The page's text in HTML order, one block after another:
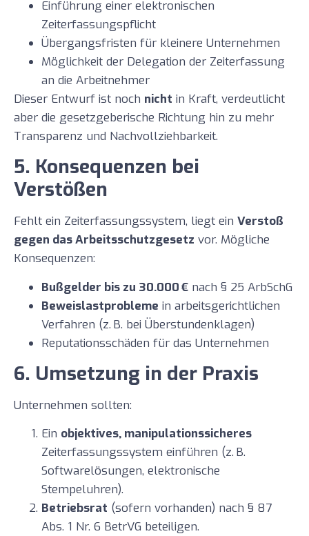
Einführung einer elektronischen
Zeiterfassungspflicht
Übergangsfristen für kleinere Unternehmen
Möglichkeit der Delegation der Zeiterfassung
an die Arbeitnehmer
Dieser Entwurf ist noch nicht in Kraft, verdeutlicht
aber die gesetzgeberische Richtung hin zu mehr
Transparenz und Nachvollziehbarkeit.
5. Konsequenzen bei
Verstößen
Fehlt ein Zeiterfassungssystem, liegt ein Verstoß
gegen das Arbeitsschutzgesetz vor. Mögliche
Konsequenzen:
Bußgelder bis zu 30.000€ nach § 25 ArbSchG
Beweislastprobleme in arbeitsgerichtlichen
Verfahren (z. B. bei Überstundenklagen)
Reputationsschäden für das Unternehmen
6. Umsetzung in der Praxis
Unternehmen sollten:
Ein objektives, manipulationssicheres
Zeiterfassungssystem einführen (z. B.
Softwarelösungen, elektronische
Stempeluhren).
Betriebsrat (sofern vorhanden) nach § 87
Abs. 1 Nr. 6 BetrVG beteiligen.